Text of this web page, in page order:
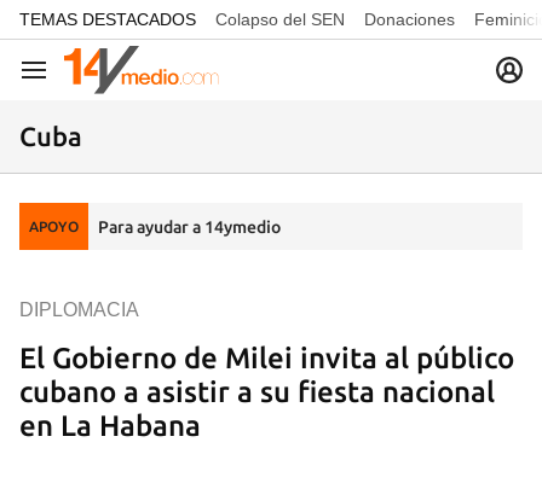
common.go-to-content
TEMAS DESTACADOS Colapso del SEN Donaciones
Navegación
Cuba
APOYO Para ayudar a 14ymedio
El Gobierno de Milei invita al público
cubano a asistir a su fiesta nacional
en La Habana
DIPLOMACIA